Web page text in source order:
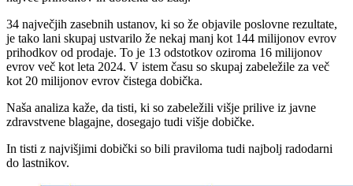
34 največjih zasebnih ustanov, ki so že objavile poslovne rezultate,
je tako lani skupaj ustvarilo že nekaj manj kot 144 milijonov evrov
prihodkov od prodaje. To je 13 odstotkov oziroma 16 milijonov
evrov več kot leta 2024. V istem času so skupaj zabeležile za več
kot 20 milijonov evrov čistega dobička.
Naša analiza kaže, da tisti, ki so zabeležili višje prilive iz javne
zdravstvene blagajne, dosegajo tudi višje dobičke.
In tisti z najvišjimi dobički so bili praviloma tudi najbolj radodarni
do lastnikov.